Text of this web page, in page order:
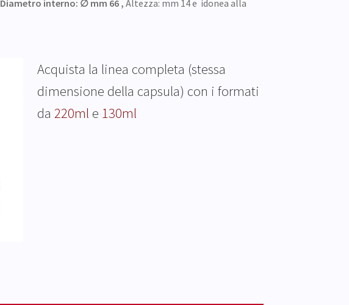
Diametro interno: ∅ mm 66 ,Altezza: mm 14 e idonea alla
Acquista la linea completa (stessa
dimensione della capsula) con i formati
da 220ml e 130ml